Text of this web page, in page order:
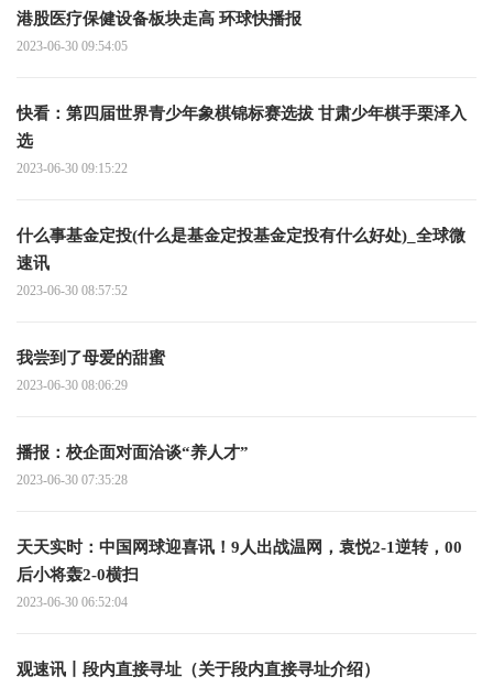
港股医疗保健设备板块走高 环球快播报
2023-06-30 09:54:05
快看：第四届世界青少年象棋锦标赛选拔 甘肃少年棋手栗泽入
选
2023-06-30 09:15:22
什么事基金定投(什么是基金定投基金定投有什么好处)_全球微
速讯
2023-06-30 08:57:52
我尝到了母爱的甜蜜
2023-06-30 08:06:29
播报：校企面对面洽谈“养人才”
2023-06-30 07:35:28
天天实时：中国网球迎喜讯！9人出战温网，袁悦2-1逆转，00
后小将轰2-0横扫
2023-06-30 06:52:04
观速讯丨段内直接寻址（关于段内直接寻址介绍）